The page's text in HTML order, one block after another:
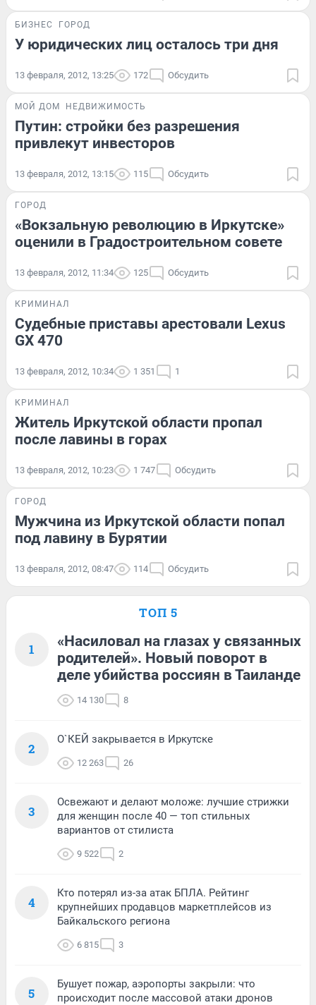
БИЗНЕС ГОРОД
У юридических лиц осталось три дня
13 февраля, 2012, 13:25 172 Обсудить
МОЙ ДОМ НЕДВИЖИМОСТЬ
Путин: стройки без разрешения
привлекут инвесторов
13 февраля, 2012, 13:15 115 Обсудить
ГОРОД
«Вокзальную революцию в Иркутске»
оценили в Градостроительном совете
13 февраля, 2012, 11:34 125 Обсудить
КРИМИНАЛ
Судебные приставы арестовали Lexus
GX 470
13 февраля, 2012, 10:34 1 351 1
КРИМИНАЛ
Житель Иркутской области пропал
после лавины в горах
13 февраля, 2012, 10:23 1 747 Обсудить
ГОРОД
Мужчина из Иркутской области попал
под лавину в Бурятии
13 февраля, 2012, 08:47 114 Обсудить
ТОП 5
1
«Насиловал на глазах у связанных
родителей». Новый поворот в
деле убийства россиян в Таиланде
14 130 8
2
О`КЕЙ закрывается в Иркутске
12 263 26
3
Освежают и делают моложе: лучшие стрижки
для женщин после 40 — топ стильных
вариантов от стилиста
9 522 2
4
Кто потерял из-за атак БПЛА. Рейтинг
крупнейших продавцов маркетплейсов из
Байкальского региона
6 815 3
5
Бушует пожар, аэропорты закрыли: что
происходит после массовой атаки дронов